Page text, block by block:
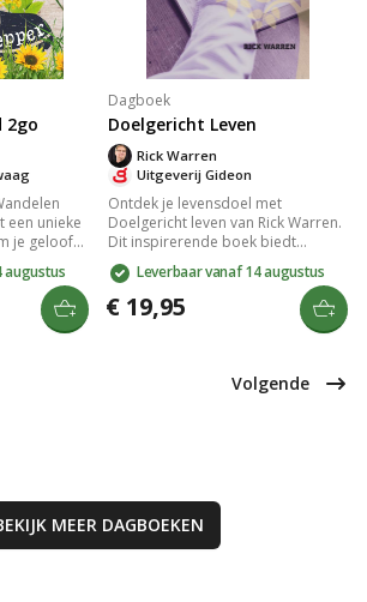
2go
een unieke
je geloof
relatie
Dit boek
te
augustus
Dagboek
Doelgericht Leven
Uitgeverij Gideon
Rick Warren
Ontdek je levensdoel met
Doelgericht leven van Rick Warren.
Dit inspirerende boek biedt
antwoorden op fundamentele
vragen en helpt je een doelgericht
leven te leiden. Leer je visie vinden,
echte vriendschappen opbouwen
en werken met je unieke kwaliteiten
transformerende 42-daagse reis.
Leverbaar vanaf 14 augustus
€ 19,95
Volgende
MEER DAGBOEKEN